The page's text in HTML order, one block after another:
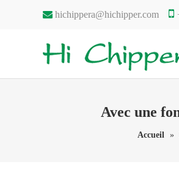
 hichippera@hichipper.com 
Avec une
Accueil »